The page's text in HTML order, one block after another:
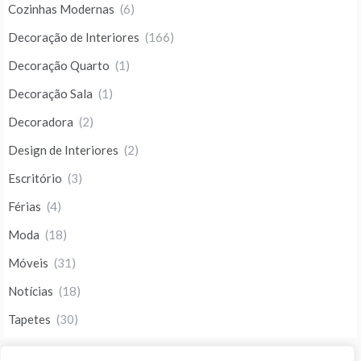
Cozinhas Modernas (6)
Decoração de Interiores (166)
Decoração Quarto (1)
Decoração Sala (1)
Decoradora (2)
Design de Interiores (2)
Escritório (3)
Férias (4)
Moda (18)
Móveis (31)
Notícias (18)
Tapetes (30)